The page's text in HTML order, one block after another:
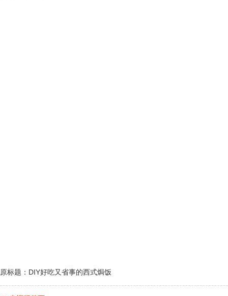
原标题：DIY好吃又省事的西式焗饭